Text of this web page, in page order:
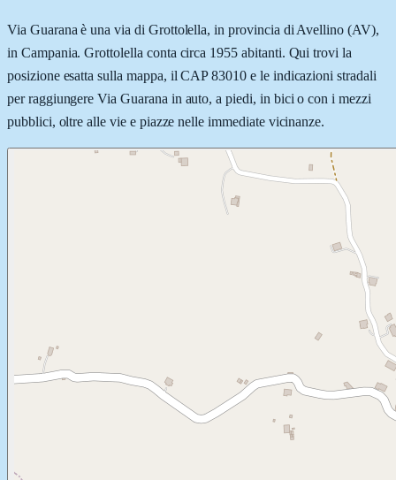
Via Guarana è una via di Grottolella, in provincia di Avellino (AV),
in Campania. Grottolella conta circa 1955 abitanti. Qui trovi la
posizione esatta sulla mappa, il CAP 83010 e le indicazioni stradali
per raggiungere Via Guarana in auto, a piedi, in bici o con i mezzi
pubblici, oltre alle vie e piazze nelle immediate vicinanze.